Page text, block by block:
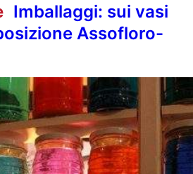
Imballaggi: sui vasi
Assofloro-